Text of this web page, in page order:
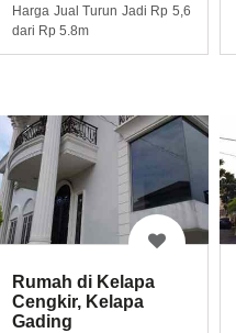
Harga Jual Turun Jadi Rp 5,6
dari Rp 5.8m
Rumah di Kelapa
Cengkir, Kelapa
Gading